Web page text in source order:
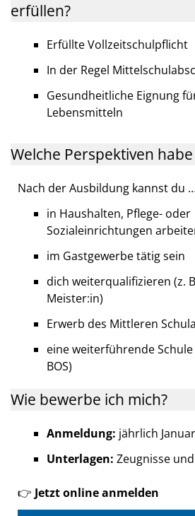
erfüllen?
Erfüllte Vollzeitschulpflicht
In der Regel
Gesundheitliche Eignung
Lebensmitteln
Welche Perspektiven habe
Nach der Ausbildung kannst du
in Haushalten, Pflege- oder
Sozialeinrichtungen
im Gastgewerbe tätig sein
dich weiterqualifizieren (z.
Meister:in)
Erwerb des Mittleren
eine weiterführende Schule
BOS)
Wie bewerbe ich mich?
Anmeldung: jährlich
Unterlagen: Zeugnisse
👉 Jetzt online anmelden